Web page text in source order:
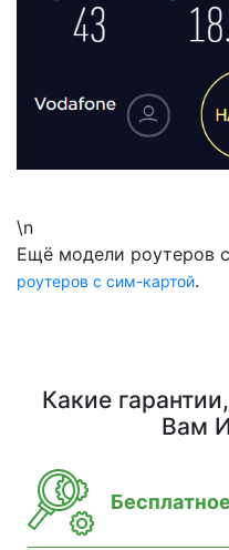
\n
Ещё модели роутеров
роутеров с сим-картой.
Какие
Вам